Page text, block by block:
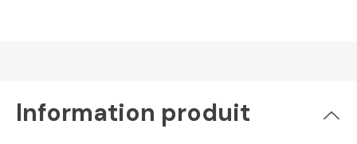
Information produit